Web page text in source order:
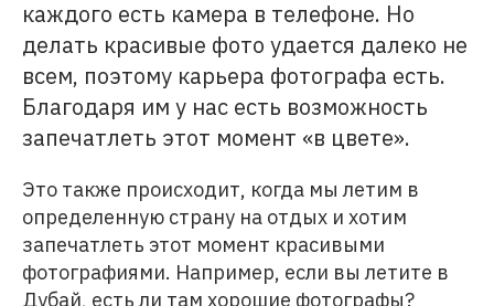
каждого есть камера в телефоне. Но
делать красивые фото удается далеко не
всем, поэтому карьера фотографа есть.
Благодаря им у нас есть возможность
запечатлеть этот момент «в цвете».
Это также происходит, когда мы летим в
определенную страну на отдых и хотим
запечатлеть этот момент красивыми
фотографиями. Например, если вы летите в
Дубай, есть ли там хорошие фотографы?